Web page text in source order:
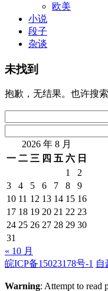
欧美
小说
段子
杂谈
未找到
抱歉，无结果。也许搜索
索：
索：2026 年 8 月
一 二 三 四 五 六 日
1
2
3
4 5 6 7 8
9
10 11 12 13 14 15 16
17 18 19 20 21 22 23
24 25 26 27 28 29 30
31
« 10 月
皖ICP备15023178号-1 自
Warning: Attempt to read